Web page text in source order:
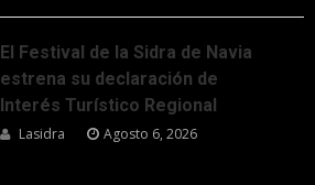
El Festival de la Sidra de Navia
estrena su declaración de
Interés Turístico Regional
Lasidra Agosto 6, 2026